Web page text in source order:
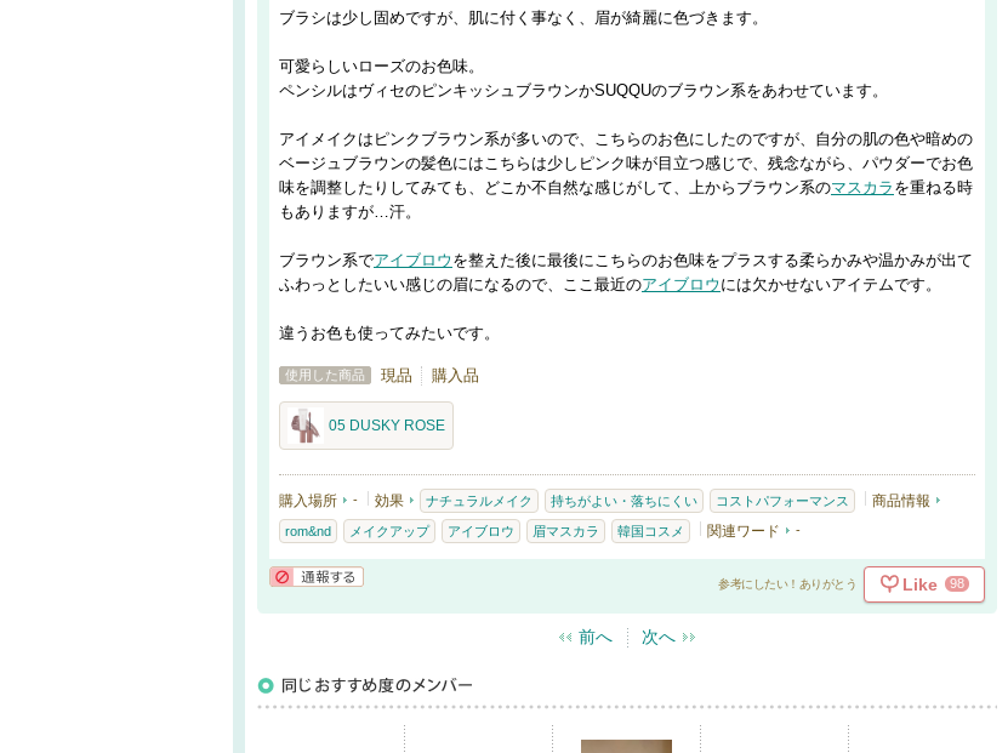
ブラシは少し固めですが、肌に付く事なく、眉が綺麗に色づきます。
可愛らしいローズのお色味。
ペンシルはヴィセのピンキッシュブラウンかSUQQUのブラウン系をあわせています。
アイメイクはピンクブラウン系が多いので、こちらのお色にしたのですが、自分の肌の色や暗めの
ベージュブラウンの髪色にはこちらは少しピンク味が目立つ感じで、残念ながら、パウダーでお色
味を調整したりしてみても、どこか不自然な感じがして、上からブラウン系のマスカラ を重ねる時
もありますが…汗。
ブラウン系でアイブロウ を整えた後に最後にこちらのお色味をプラスする柔らかみや温かみが出て
ふわっとしたいい感じの眉になるので、ここ最近のアイブロウ には欠かせないアイテムです。
違うお色も使ってみたいです。
使用した商品 現品 購入品
05 DUSKY ROSE
購入場所 - 効果 ナチュラルメイク 持ちがよい・落ちにくい コストパフォーマンス 商品情報
rom&nd メイクアップ アイブロウ 眉マスカラ 韓国コスメ 関連ワード -
参考にしたい！ありがとう Like 98
前へ 次へ